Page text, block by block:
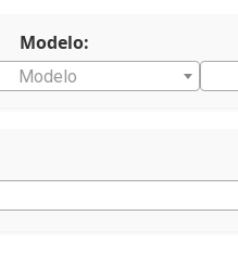
Modelo:
Modelo